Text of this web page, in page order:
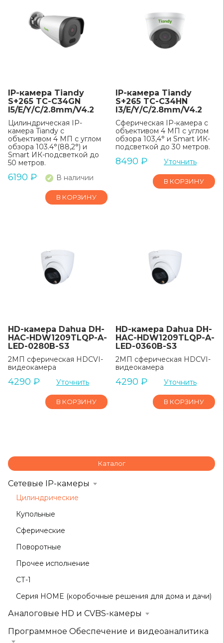
IP-камера Tiandy
S+265 TC-C34GN
I5/E/Y/C/2.8mm/V4.2
Цилиндрическая IP-
камера Tiandy с
объективом 4 МП с углом
обзора 103.4°(88,2°) и
Smart ИК-подсветкой до
50 метров.
6190 ₽ В наличии
В КОРЗИНУ
IP-камера Tiandy
S+265 TC-C34HN
I3/E/Y/C/2.8mm/V4.2
Сферическая IP-камера с
объективом 4 МП с углом
обзора 103,4° и Smart ИК-
подсветкой до 30 метров.
8490 ₽ Уточнить
В КОРЗИНУ
HD-камера Dahua DH-
HAC-HDW1209TLQP-A-
LED-0280B-S3
2МП сферическая HDCVI-
видеокамера
4290 ₽ Уточнить
В КОРЗИНУ
HD-камера Dahua DH-
HAC-HDW1209TLQP-A-
LED-0360B-S3
2МП сферическая HDCVI-
видеокамера
4290 ₽ Уточнить
В КОРЗИНУ
Каталог
Сетевые IP-камеры
Цилиндрические
Купольные
Сферические
Поворотные
Прочее исполнение
СТ-1
Серия HOME (коробочные решения для дома и дачи)
Аналоговые HD и CVBS-камеры
Программное Обеспечение и видеоаналитика